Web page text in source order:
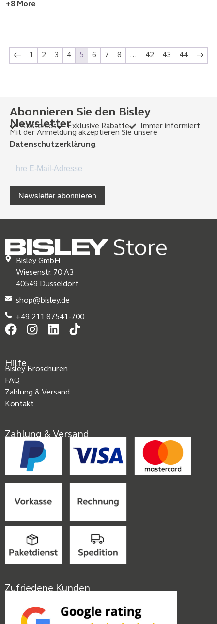
+8 More
← 1 2 3 4 5 6 7 8 … 42 43 44 →
Abonnieren Sie den Bisley
Newsletter
Kostenlos Exklusive Rabatte
Immer informiert
Mit der Anmeldung akzeptieren Sie unsere
Datenschutzerklärung.
Newsletter abonnieren
Bisley GmbH
Wiesenstr. 70 A3
40549 Düsseldorf
shop@bisley.de
+49 211 87541-700
Hilfe
Bisley Broschüren
FAQ
Zahlung & Versand
Kontakt
Zahlung & Versand
Zufriedene Kunden